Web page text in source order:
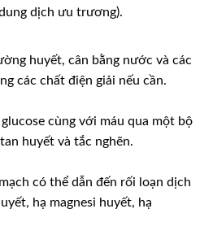
dịch ưu trương).
huyết, cân bằng nước và các
các chất điện giải nếu cần.
cùng với máu qua một bộ
huyết và tắc nghẽn.
có thể dẫn đến rối loạn dịch
hạ magnesi huyết, hạ